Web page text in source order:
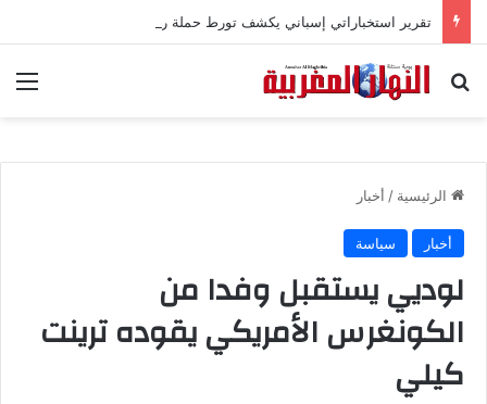
بحث عن
الرئيسية / أخبار
أخبار سياسة
لوديي يستقبل وفدا من
الكونغرس الأمريكي يقوده ترينت
كيلي